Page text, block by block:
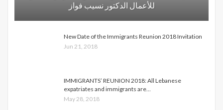
للأعمال الدكتور نسيب فواز
New Date of the Immigrants Reunion 2018 Invitation
Jun 21, 2018
IMMIGRANTS’ REUNION 2018: All Lebanese
expatriates and immigrants are…
May 28, 2018